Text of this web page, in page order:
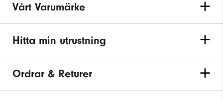
Vårt Varumärke
Hitta min utrustning
Ordrar & Returer